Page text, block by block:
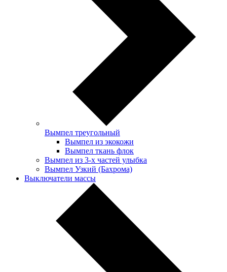
Вымпел треугольный
Вымпел из экокожи
Вымпел ткань флок
Вымпел из 3-х частей улыбка
Вымпел Узкий (Бахрома)
Выключатели массы